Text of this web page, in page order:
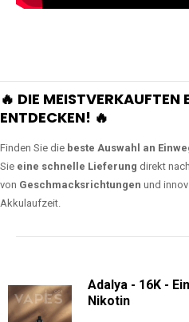
🔥 DIE
ENTDECKEN! 🔥
Finden Sie die beste Auswahl an
Sie eine schnelle Lieferung direkt
von Geschmacksrichtungen und
Akkulaufzeit.
Adalya - 16K -
Nikotin